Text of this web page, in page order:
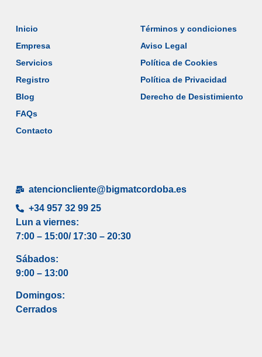
Inicio
Empresa
Servicios
Registro
Blog
FAQs
Contacto
Términos y condiciones
Aviso Legal
Política de Cookies
Política de Privacidad
Derecho de Desistimiento
atencioncliente@bigmatcordoba.es
+34 957 32 99 25
Lun a viernes:
7:00 – 15:00/ 17:30 – 20:30
Sábados:
9:00 – 13:00
Domingos:
Cerrados